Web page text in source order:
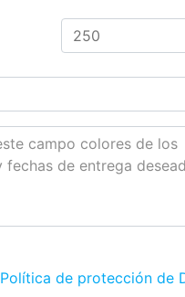
Política de protección de